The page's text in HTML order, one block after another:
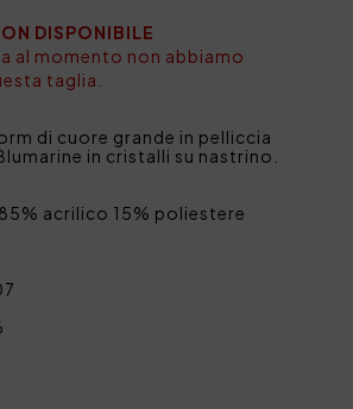
DISPONIBILE
al momento non abbiamo
taglia.
di cuore grande in pelliccia
in cristalli su nastrino.
acrilico 15% poliestere